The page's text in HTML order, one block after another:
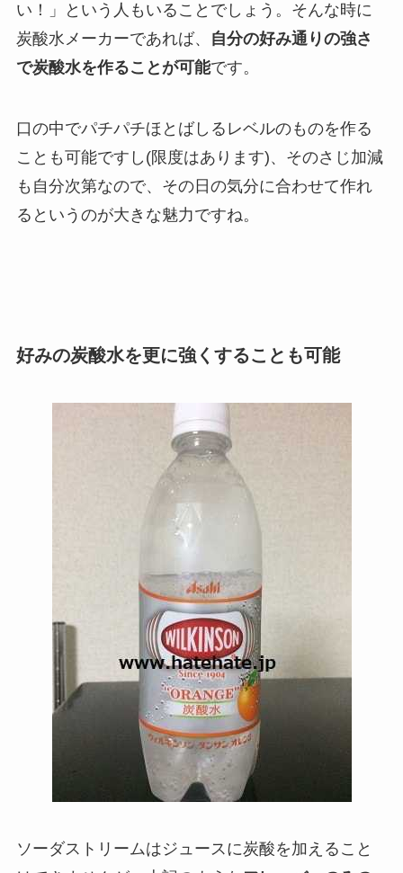
い！」という人もいることでしょう。そんな時に
炭酸水メーカーであれば、
自分の好み通りの強さ
で炭酸水を作ることが可能です。
口の中でパチパチほとばしるレベルのものを作る
ことも可能ですし(限度はあります)、そのさじ加減
も自分次第なので、その日の気分に合わせて作れ
るというのが大きな魅力ですね。
好みの炭酸水を更に強くすることも可能
ソーダストリームはジュースに炭酸を加えること